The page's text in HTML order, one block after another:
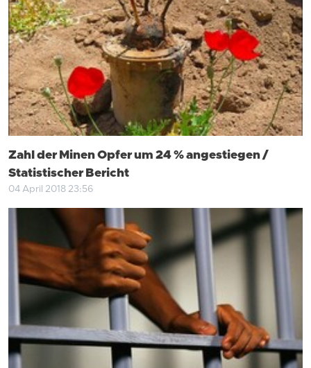
Zahl der Minen Opfer um 24 % angestiegen /
Statistischer Bericht
04 April 2018 23:56